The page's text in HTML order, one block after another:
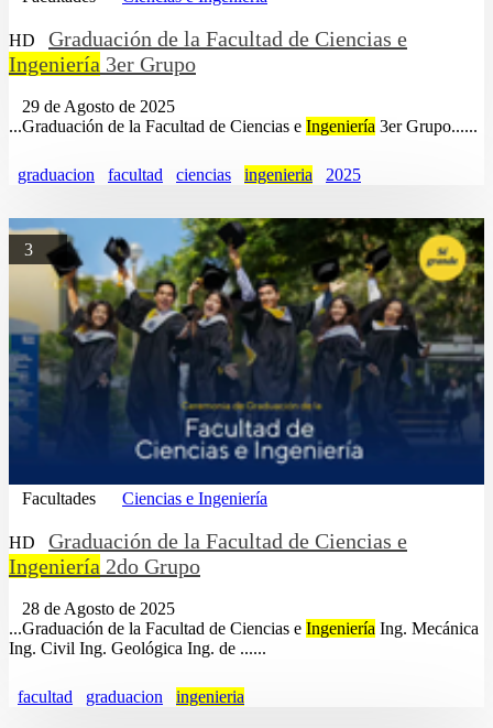
HD
Graduación de la Facultad de Ciencias e
Ingeniería 3er Grupo
29 de Agosto de 2025
...Graduación de la Facultad de Ciencias e Ingeniería 3er Grupo......
graduacion facultad ciencias ingenieria 2025
3
Facultades Ciencias e Ingeniería
HD
Graduación de la Facultad de Ciencias e
Ingeniería 2do Grupo
28 de Agosto de 2025
...Graduación de la Facultad de Ciencias e Ingeniería Ing. Mecánica
Ing. Civil Ing. Geológica Ing. de ......
facultad graduacion ingenieria